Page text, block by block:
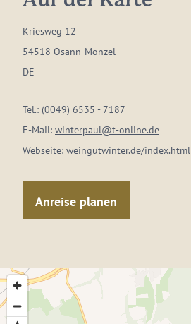
Kriesweg 12
54518 Osann-Monzel
DE
Tel.: (0049) 6535 - 7187
E-Mail: winterpaul@t-online.de
Webseite: weingutwinter.de/index.html
Anreise planen